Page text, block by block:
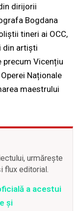
dirijorii
Bogdana
tineri ai OCC,
din artiști
Vicențiu
Naționale
maestrului
urmărește
flux editorial.
a acestui
şi